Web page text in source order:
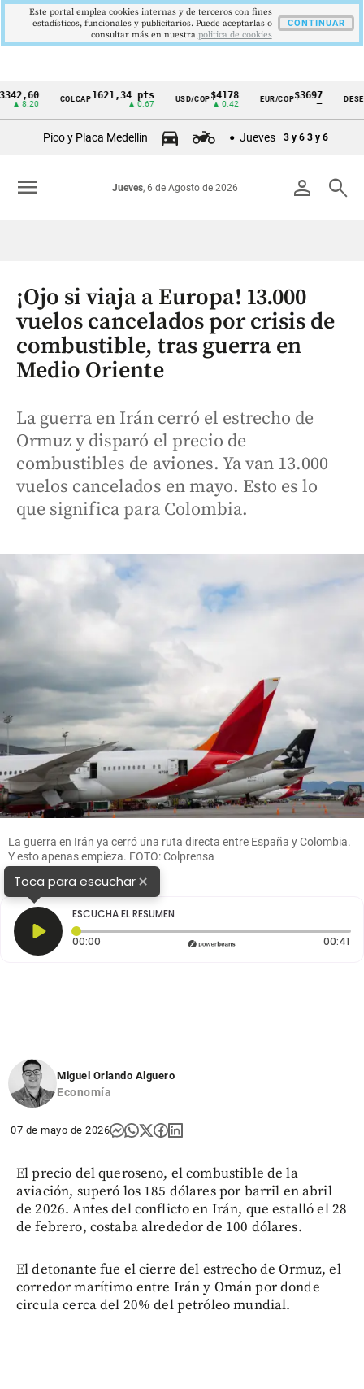
Cintillo
Colombia
COLCAP1621,34 pts USD/COP$4178
▲ 0.42
EUR/COP$3697
—
DESEMPLEO
Pico y Placa Medellín Jueves 3 y 6 3 y 6
person search
Jueves, 6 de Agosto de 2026
menu
¡Ojo si viaja a Europa! 13.000
vuelos cancelados por crisis de
combustible, tras guerra en
Medio Oriente
La guerra en Irán cerró el estrecho de
Ormuz y disparó el precio de
combustibles de aviones. Ya van 13.000
vuelos cancelados en mayo. Esto es lo
que significa para Colombia.
La guerra en Irán ya cerró una ruta directa entre España y Colombia.
Y esto apenas empieza. FOTO: Colprensa
Toca para escuchar×
ESCUCHA EL RESUMEN
00:00 Tiempo transcurrido: 0 segundos 00:41
Miguel Orlando Alguero
Economía
07 de mayo de 2026
El precio del queroseno, el combustible de la
aviación, superó los 185 dólares por barril en abril
de 2026. Antes del conflicto en Irán, que estalló el 28
de febrero, costaba alrededor de 100 dólares.
El detonante fue el cierre del estrecho de Ormuz, el
corredor marítimo entre Irán y Omán por donde
circula cerca del 20% del petróleo mundial.
Este portal emplea cookies internas y de terceros con fines
estadísticos, funcionales y publicitarios. Puede aceptarlas o
consultar más en nuestra politica de cookies
CONTINUAR